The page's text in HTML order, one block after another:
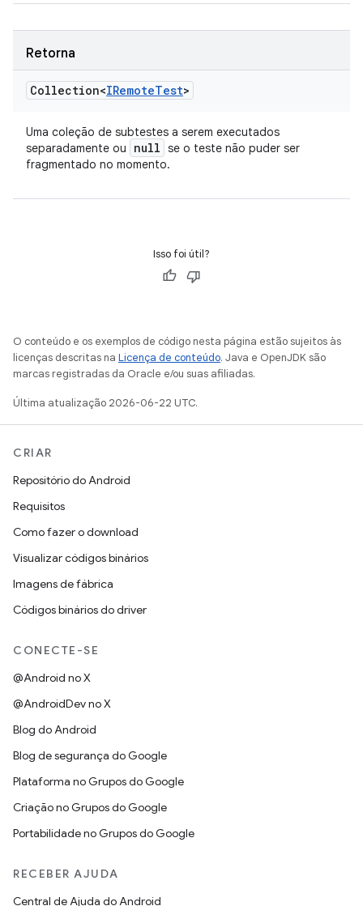
Retorna
Collection<IRemoteTest>
Uma coleção de subtestes a serem executados
separadamente ou
null se o teste não puder ser
fragmentado no momento.
Isso foi útil?
O conteúdo e os exemplos de código nesta página estão sujeitos às
licenças descritas na Licença de conteúdo. Java e OpenJDK são
marcas registradas da Oracle e/ou suas afiliadas.
Última atualização 2026-06-22 UTC.
CRIAR
Repositório do Android
Requisitos
Como fazer o download
Visualizar códigos binários
Imagens de fábrica
Códigos binários do driver
CONECTE-SE
@Android no X
@AndroidDev no X
Blog do Android
Blog de segurança do Google
Plataforma no Grupos do Google
Criação no Grupos do Google
Portabilidade no Grupos do Google
RECEBER AJUDA
Central de Ajuda do Android